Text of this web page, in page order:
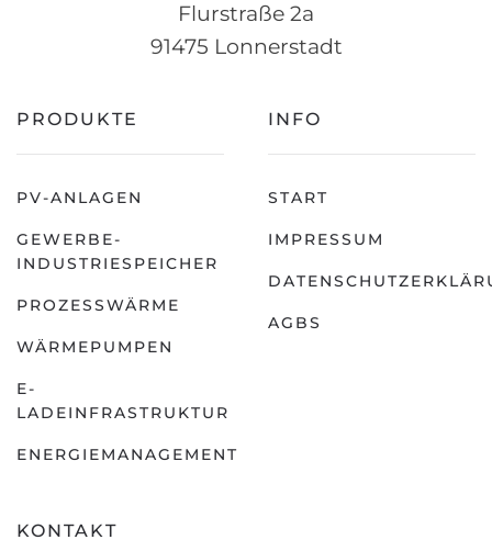
Flurstraße 2a
91475 Lonnerstadt
PRODUKTE
PV-ANLAGEN
GEWERBE-
INDUSTRIESPEICHER
PROZESSWÄRME
WÄRMEPUMPEN
E-
LADEINFRASTRUKTUR
ENERGIEMANAGEMENT
INFO
START
IMPRESSUM
AGBS
KONTAKT